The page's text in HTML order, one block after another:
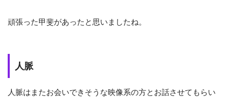
頑張った甲斐があったと思いましたね。
人脈
人脈はまたお会いできそうな映像系の方とお話させてもらい